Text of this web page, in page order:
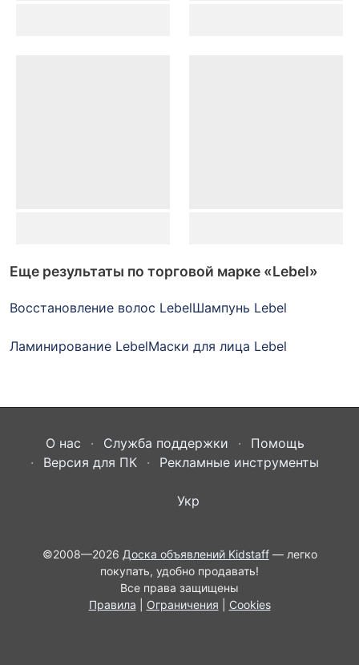
Еще результаты по торговой марке «Lebel»
Восстановление волос LebelШампунь Lebel
Ламинирование LebelМаски для лица Lebel
О нас Служба поддержки
Помощь
Версия для ПК
Рекламные инструменты
Укр
©2008—2026 Доска объявлений Kidstaff— легко
покупать, удобно продавать!
Все права защищены
Правила
Ограничения Cookies